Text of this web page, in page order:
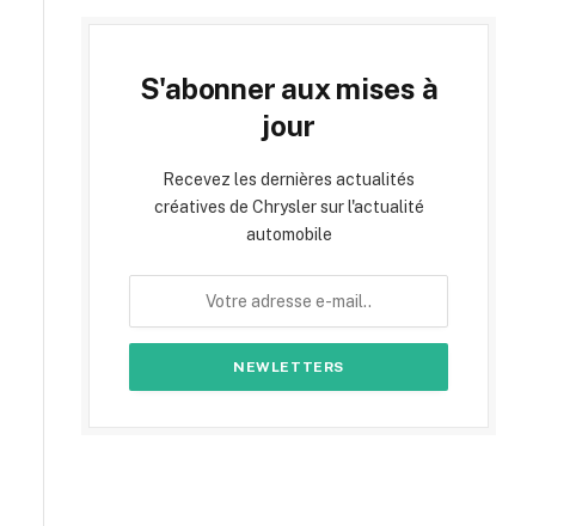
S'abonner aux mises à
jour
Recevez les dernières actualités
créatives de Chrysler sur l'actualité
automobile